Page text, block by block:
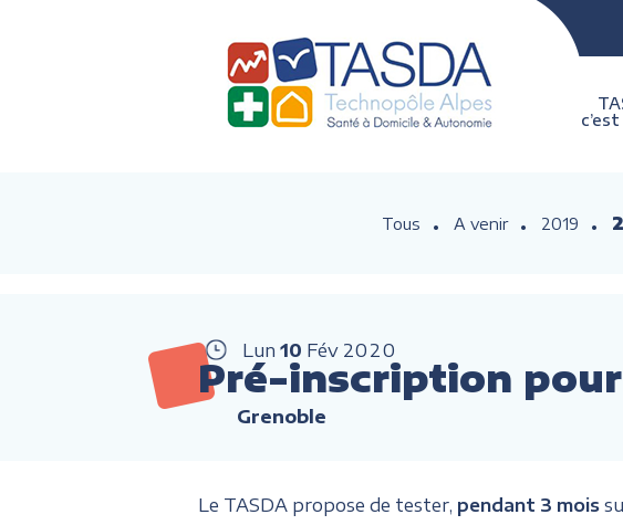
Tous A venir 2019
Lun 10 Fév 2020
Pré-inscription
Grenoble
Le TASDA propose de tester, pendant 3 mois